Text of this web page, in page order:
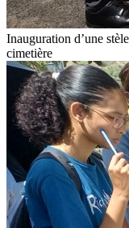
Inauguration d’une
cimetière